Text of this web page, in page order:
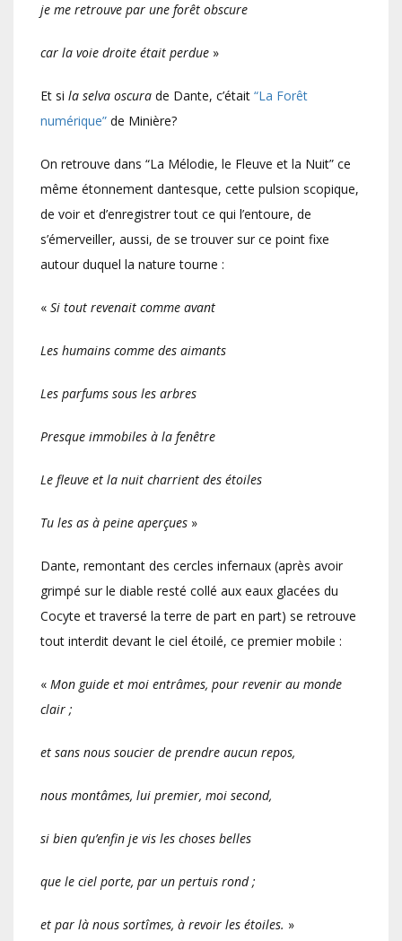
je me retrouve par une forêt obscure
car la voie droite était perdue »
Et si la selva oscura de Dante, c’était “La Forêt
numérique” de Minière?
On retrouve dans “La Mélodie, le Fleuve et la Nuit” ce
même étonnement dantesque, cette pulsion scopique,
de voir et d’enregistrer tout ce qui l’entoure, de
s’émerveiller, aussi, de se trouver sur ce point fixe
autour duquel la nature tourne :
« Si tout revenait comme avant
Les humains comme des aimants
Les parfums sous les arbres
Presque immobiles à la fenêtre
Le fleuve et la nuit charrient des étoiles
Tu les as à peine aperçues »
Dante, remontant des cercles infernaux (après avoir
grimpé sur le diable resté collé aux eaux glacées du
Cocyte et traversé la terre de part en part) se retrouve
tout interdit devant le ciel étoilé, ce premier mobile :
« Mon guide et moi entrâmes, pour revenir au monde
clair ;
et sans nous soucier de prendre aucun repos,
nous montâmes, lui premier, moi second,
si bien qu’enfin je vis les choses belles
que le ciel porte, par un pertuis rond ;
et par là nous sortîmes, à revoir les étoiles. »